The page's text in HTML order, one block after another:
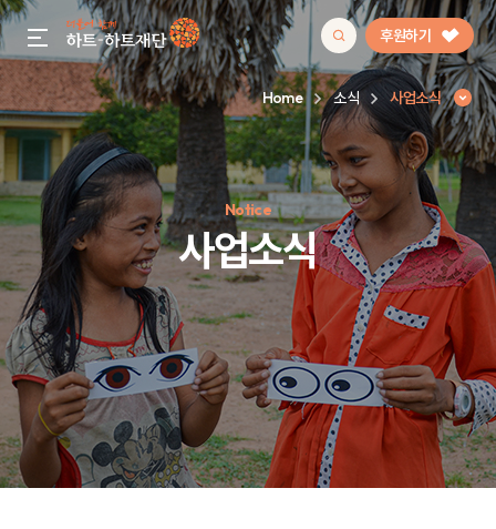
gnb menu open 후원하기
인기 키워드
#정기후원#하트플레이스#캠페인#팬덤후원
Home 소식 사업소식
Notice
사업소식
사업소식